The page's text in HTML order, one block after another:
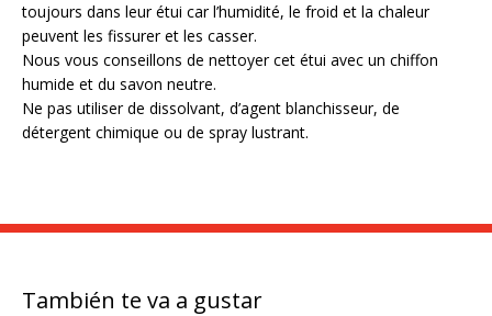
toujours dans leur étui car l’humidité, le froid et la chaleur
peuvent les fissurer et les casser.
Nous vous conseillons de nettoyer cet étui avec un chiffon
humide et du savon neutre.
Ne pas utiliser de dissolvant, d’agent blanchisseur, de
détergent chimique ou de spray lustrant.
También te va a gustar